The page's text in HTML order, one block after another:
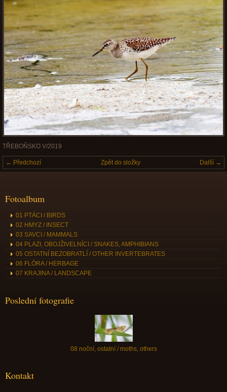
TŘEBOŇSKO V/2019
← Předchozí Další →
Zpět do složky
Fotoalbum
01 PTÁCI / BIRDS
02 HMYZ / INSECT
03 SAVCI / MAMMALS
04 PLAZI, OBOJŽIVELNÍCI / SNAKES, AMPHIBIANS
05 OSTATNÍ BEZOBRATLÍ / OTHER INVERTEBRATES
06 FLÓRA / HERBAGE
07 KRAJINA / LANDSCAPE
Poslední fotografie
08 noční, ostatní / moths, others
Kontakt